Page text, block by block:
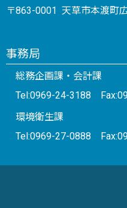
〒863-0001 天草市本渡町
事務局
総務企画課・会計課
Tel:0969-24-3188
環境衛生課
Tel:0969-27-0888